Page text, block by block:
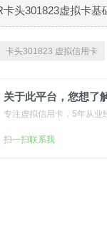
头301823虚拟卡基
卡头301823 虚拟信用卡
关于此平台，您想了
专注虚拟信用卡，5年从业
扫一扫联系我